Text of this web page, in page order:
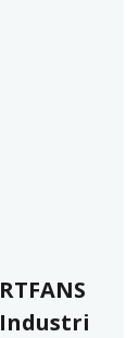
RTFANS
Industri